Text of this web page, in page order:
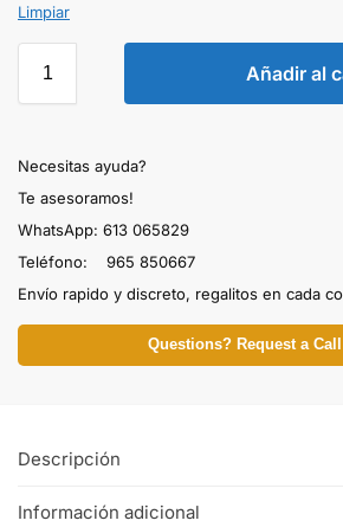
Limpiar
Añadir al
Necesitas ayuda?
Te asesoramos!
WhatsApp: 613 065829
Teléfono: 965 850667
Envío rapido y discreto, regalitos en cada
Questions? Request a
Descripción
Información adicional